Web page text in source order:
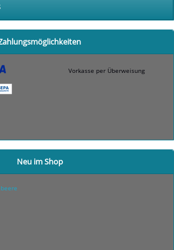
Vorkasse per Überweisung
Neu im Shop